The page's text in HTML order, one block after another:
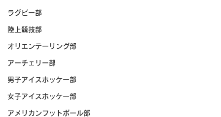
ラグビー部
陸上競技部
オリエンテーリング部
アーチェリー部
男子アイスホッケー部
女子アイスホッケー部
アメリカンフットボール部